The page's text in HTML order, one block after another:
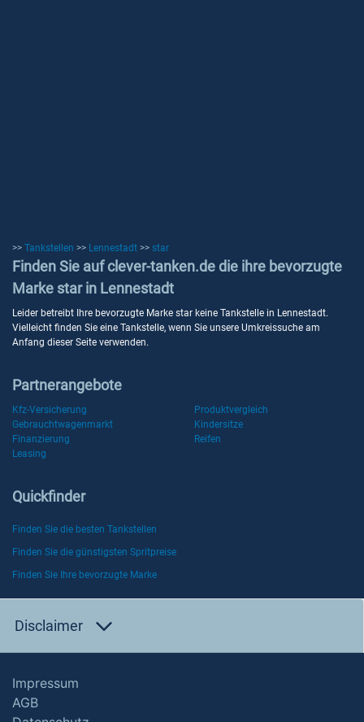
>> Tankstellen >> Lennestadt >> star
Finden Sie auf clever-tanken.de die ihre bevorzugte
Marke star in Lennestadt
Leider betreibt Ihre bevorzugte Marke star keine Tankstelle in Lennestadt.
Vielleicht finden Sie eine Tankstelle, wenn Sie unsere Umkreissuche am
Anfang dieser Seite verwenden.
Partnerangebote
Kfz-Versicherung
Produktvergleich
Gebrauchtwagenmarkt
Kindersitze
Finanzierung
Reifen
Leasing
Quickfinder
Finden Sie die besten Tankstellen
Finden Sie die günstigsten Spritpreise
Finden Sie Ihre bevorzugte Marke
Disclaimer
Impressum
AGB